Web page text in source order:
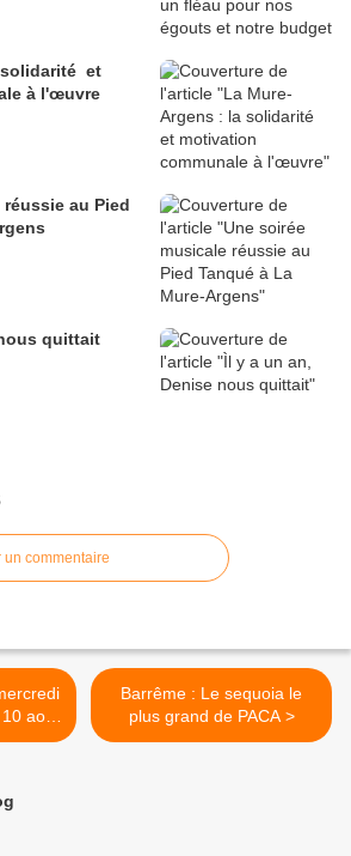
solidarité et
à l'œuvre
au Pied
quittait
un commentaire
août
Barrême : Le sequoia le
plus grand de PACA >